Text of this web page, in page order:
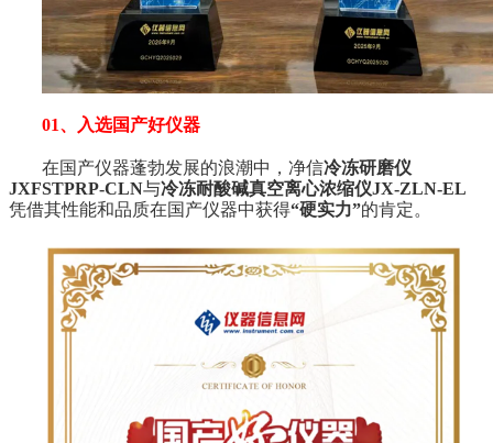
01、入选国产好仪器
在国产仪器蓬勃发展的浪潮中，净信冷冻研磨仪
JXFSTPRP-CLN与冷冻耐酸碱真空离心浓缩仪JX-ZLN-EL
凭借其性能和品质在国产仪器中获得“硬实力”的肯定。